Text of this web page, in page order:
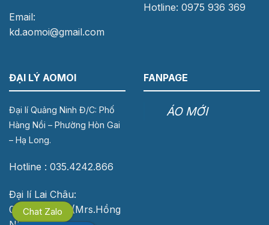
Email:
kd.aomoi@gmail.com
Hotline: 0975 936 369
ĐẠI LÝ AOMOI
Đại lí Quảng Ninh Đ/C: Phố
Hàng Nồi – Phường Hòn Gai
– Hạ Long.
Hotline : 035.4242.866
Đại lí Lai Châu:
0976.118.683 (Mrs.Hồng
FANPAGE
ÁO MỚI
Chat Zalo